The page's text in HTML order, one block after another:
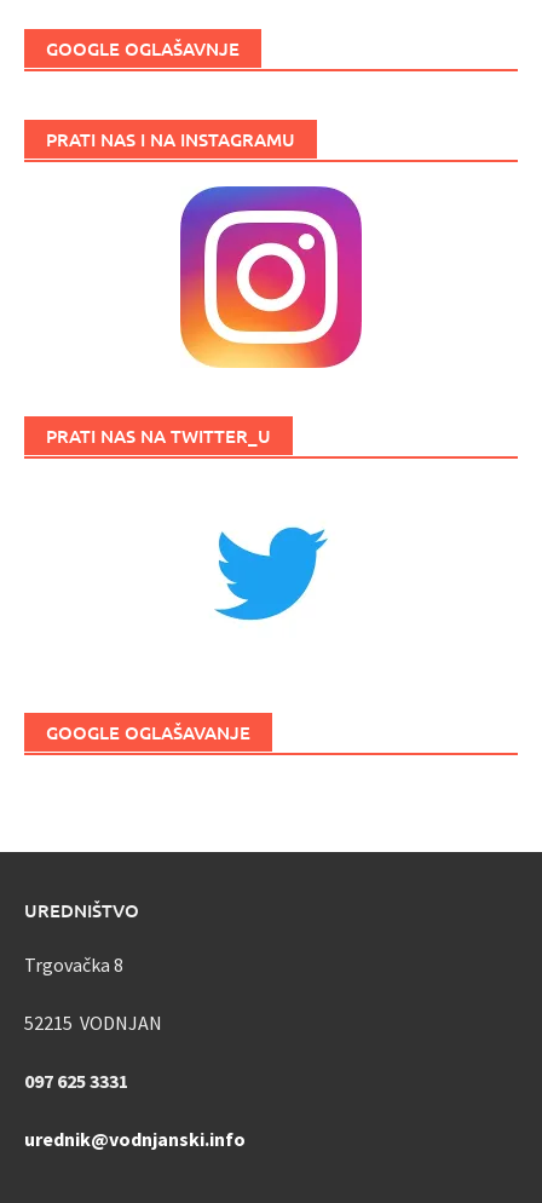
GOOGLE OGLAŠAVNJE
PRATI NAS I NA INSTAGRAMU
PRATI NAS NA TWITTER_U
GOOGLE OGLAŠAVANJE
UREDNIŠTVO
Trgovačka 8
52215 VODNJAN
097 625 3331
urednik@vodnjanski.info